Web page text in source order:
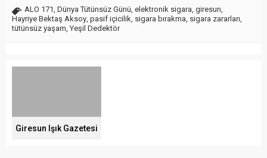
ALO 171, Dünya Tütünsüz Günü, elektronik sigara, giresun,
Hayriye Bektaş Aksoy, pasif içicilik, sigara bırakma, sigara zararları,
tütünsüz yaşam, Yeşil Dedektör
Giresun Işık Gazetesi